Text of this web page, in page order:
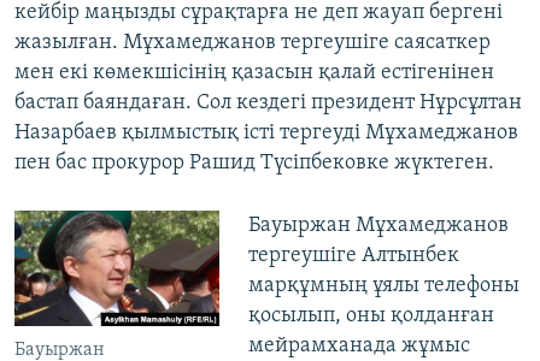
кейбір маңызды сұрақтарға не деп жауап бергені
жазылған. Мұхамеджанов тергеушіге саясаткер
мен екі көмекшісінің қазасын қалай естігенінен
бастап баяндаған. Сол кездегі президент Нұрсұлтан
Назарбаев қылмыстық істі тергеуді Мұхамеджанов
пен бас прокурор Рашид Түсіпбековке жүктеген.
Бауыржан
Бауыржан Мұхамеджанов
тергеушіге Алтынбек
марқұмның ұялы телефоны
қосылып, оны қолданған
мейрамханада жұмыс